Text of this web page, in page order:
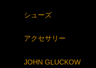
シューズ
アクセサリー
JOHN GLUCKOW